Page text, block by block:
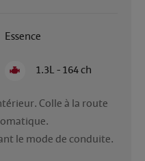
Essence
1.3L - 164 ch
Colle à la route
le mode de conduite.